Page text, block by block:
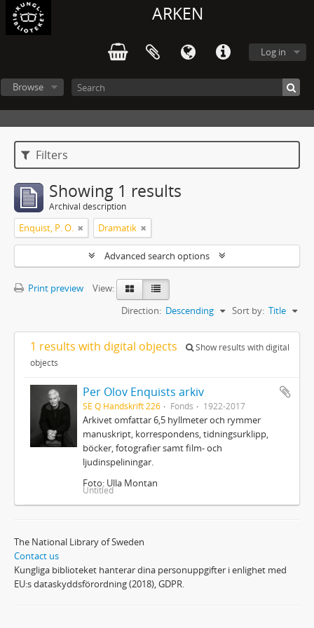
ARKEN
Log in
Browse
Filters
Showing 1 results
Archival description
Enquist, P. O. Dramatik
Advanced search options
Print preview
View:
Sort by: Title
Direction: Descending
1 results with digital objects
Show results with digital
objects
Per Olov Enquists arkiv
SE Q Handskrift 226 Fonds 1922-2017
Arkivet omfattar 6,5 hyllmeter och rymmer
manuskript, korrespondens, tidningsurklipp,
böcker, fotografier samt film- och
ljudinspeliningar.
Foto: Ulla Montan
Untitled
The National Library of Sweden
Contact us
Kungliga biblioteket hanterar dina personuppgifter i enlighet med
EU:s dataskyddsförordning (2018), GDPR.